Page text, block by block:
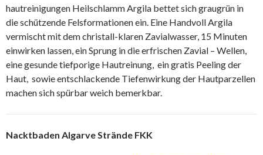
hautreinigungen Heilschlamm Argila bettet sich graugrün in
die schützende Felsformationen ein. Eine Handvoll Argila
vermischt mit dem christall-klaren Zavialwasser, 15 Minuten
einwirken lassen, ein Sprung in die erfrischen Zavial – Wellen,
eine gesunde tiefporige Hautreinung, ein gratis Peeling der
Haut, sowie entschlackende Tiefenwirkung der Hautparzellen
machen sich spürbar weich bemerkbar.
Nacktbaden Algarve Strände FKK